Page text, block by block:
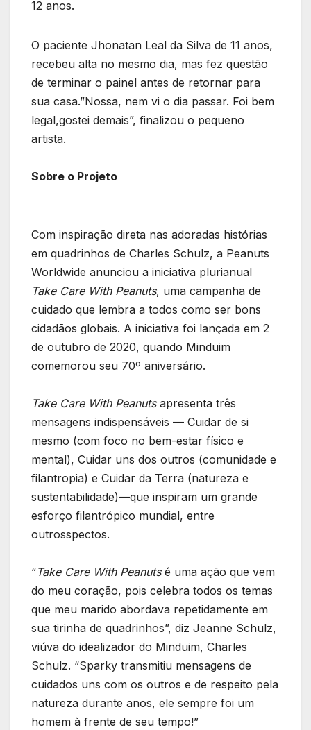
12 anos.
O paciente Jhonatan Leal da Silva de 11 anos,
recebeu alta no mesmo dia, mas fez questão
de terminar o painel antes de retornar para
sua casa.”Nossa, nem vi o dia passar. Foi bem
legal,gostei demais”, finalizou o pequeno
artista.
Sobre o Projeto
Com inspiração direta nas adoradas histórias
em quadrinhos de Charles Schulz, a Peanuts
Worldwide anunciou a iniciativa plurianual
Take Care With Peanuts, uma campanha de
cuidado que lembra a todos como ser bons
cidadãos globais. A iniciativa foi lançada em 2
de outubro de 2020, quando Minduim
comemorou seu 70º aniversário.
Take Care With Peanutsapresenta três
mensagens indispensáveis — Cuidar de si
mesmo (com foco no bem-estar físico e
mental), Cuidar uns dos outros (comunidade e
filantropia) e Cuidar da Terra (natureza e
sustentabilidade)—que inspiram um grande
esforço filantrópico mundial, entre
outrosspectos.
“Take Care With Peanutsé uma ação que vem
do meu coração, pois celebra todos os temas
que meu marido abordava repetidamente em
sua tirinha de quadrinhos”, diz Jeanne Schulz,
viúva do idealizador do Minduim, Charles
Schulz. “Sparky transmitiu mensagens de
cuidados uns com os outros e de respeito pela
natureza durante anos, ele sempre foi um
homem à frente de seu tempo!”